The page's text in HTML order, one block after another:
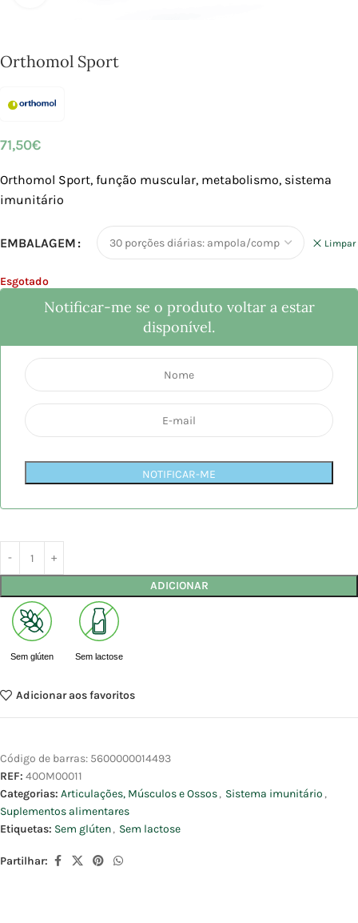
Orthomol Sport
71,50€
Orthomol Sport, função muscular, metabolismo, sistema
imunitário
EMBALAGEM Limpar
Esgotado
Notificar-me se o produto voltar a estar
disponível.
NOTIFICAR-ME
ADICIONAR
Sem glúten Sem lactose
Adicionar aos favoritos
Código de barras: 5600000014493
REF: 40OM00011
Categorias: Articulações, Músculos e Ossos, Sistema imunitário ,
Suplementos alimentares
Etiquetas: Sem glúten, Sem lactose
Partilhar: